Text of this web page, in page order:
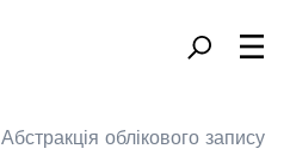
Абстракція облікового запису